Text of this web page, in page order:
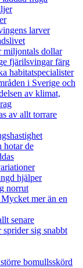
larver
miljontals dollar
fjärilsvingar färg
habitatspecialister
i Sverige och
av klimat,
av allt torrare
hotar de
hjälper
norrut
mer än en
senare
sig snabbt
bomullsskörd